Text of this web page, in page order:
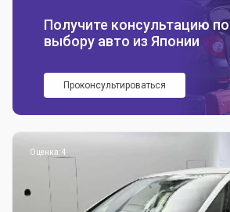
Получите консультацию по
выбору авто из Японии
Проконсультироваться
Оценка: 4